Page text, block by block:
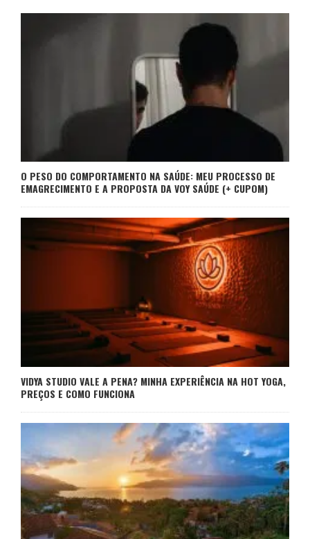
O PESO DO COMPORTAMENTO NA SAÚDE: MEU PROCESSO DE
EMAGRECIMENTO E A PROPOSTA DA VOY SAÚDE (+ CUPOM)
VIDYA STUDIO VALE A PENA? MINHA EXPERIÊNCIA NA HOT YOGA,
PREÇOS E COMO FUNCIONA